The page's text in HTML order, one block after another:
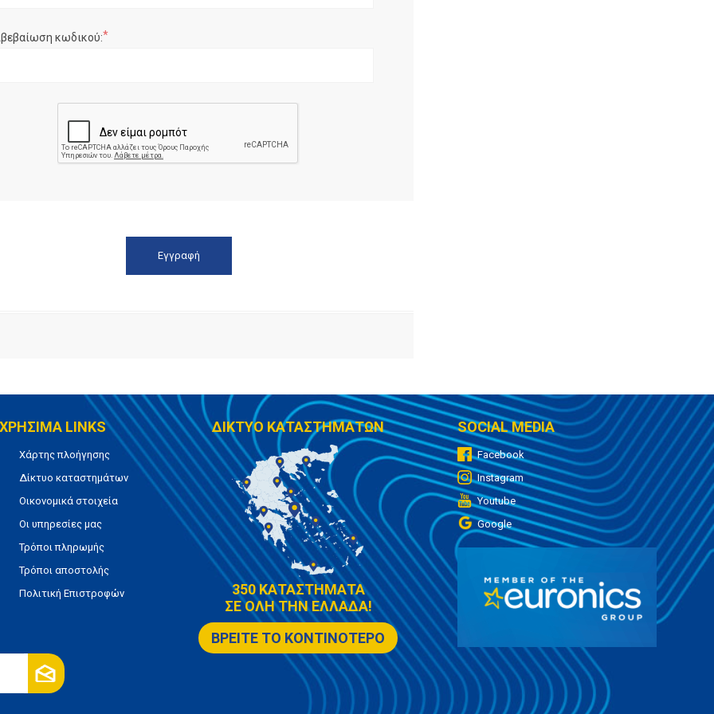
κωδικού:*
ΧΡΗΣΙΜΑ LINKS
Χάρτης πλοήγησης
Δίκτυο καταστημάτων
Οικονομικά στοιχεία
Οι υπηρεσίες μας
Τρόποι πληρωμής
Τρόποι αποστολής
Πολιτική Επιστροφών
ΔΙΚΤΥΟ ΚΑΤΑΣΤΗΜΑΤΩΝ
350 ΚΑΤΑΣΤΗΜΑΤΑ
ΣΕ ΟΛΗ ΤΗΝ ΕΛΛΑΔΑ!
ΒΡΕΙΤΕ ΤΟ ΚΟΝΤΙΝΟΤΕΡΟ
SOCIAL MEDIA
Facebook
Instagram
Youtube
Google